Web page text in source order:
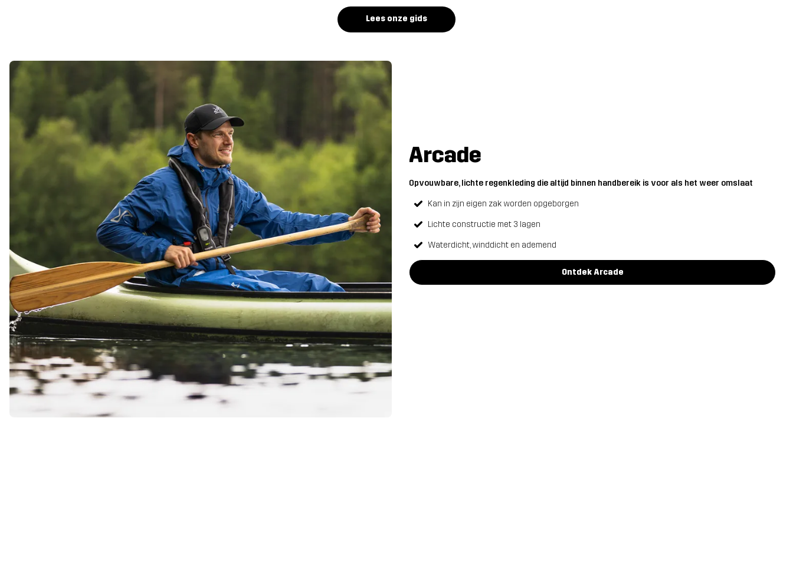
Lees onze gids
Arcade
Opvouwbare, lichte regenkleding die altijd binnen handbereik is voor als het weer omslaat
Kan in zijn eigen zak worden opgeborgen
Lichte constructie met 3 lagen
Waterdicht, winddicht en ademend
Ontdek Arcade